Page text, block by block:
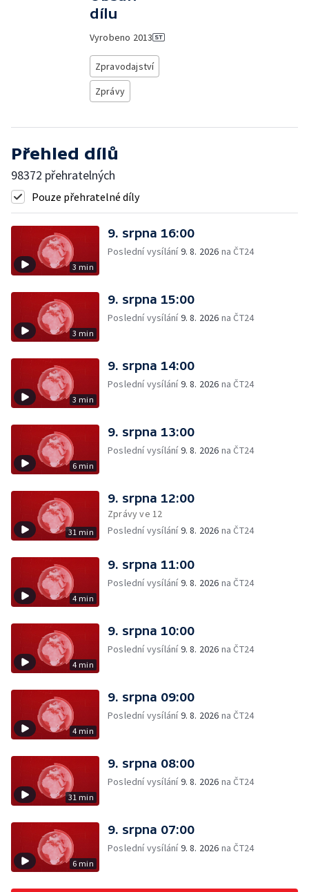
dílu
Vyrobeno 2013
Zpravodajství
Zprávy
Přehled dílů
98372 přehratelných
Pouze přehratelné díly
3 min
9. srpna 16:00
Poslední vysílání9. 8. 2026 na ČT24
3 min
9. srpna 15:00
Poslední vysílání9. 8. 2026 na ČT24
3 min
9. srpna 14:00
Poslední vysílání9. 8. 2026 na ČT24
6 min
9. srpna 13:00
Poslední vysílání9. 8. 2026 na ČT24
31 min
9. srpna 12:00
Zprávy ve 12
Poslední vysílání9. 8. 2026 na ČT24
4 min
9. srpna 11:00
Poslední vysílání9. 8. 2026 na ČT24
4 min
9. srpna 10:00
Poslední vysílání9. 8. 2026 na ČT24
4 min
9. srpna 09:00
Poslední vysílání9. 8. 2026 na ČT24
31 min
9. srpna 08:00
Poslední vysílání9. 8. 2026 na ČT24
6 min
9. srpna 07:00
Poslední vysílání9. 8. 2026 na ČT24